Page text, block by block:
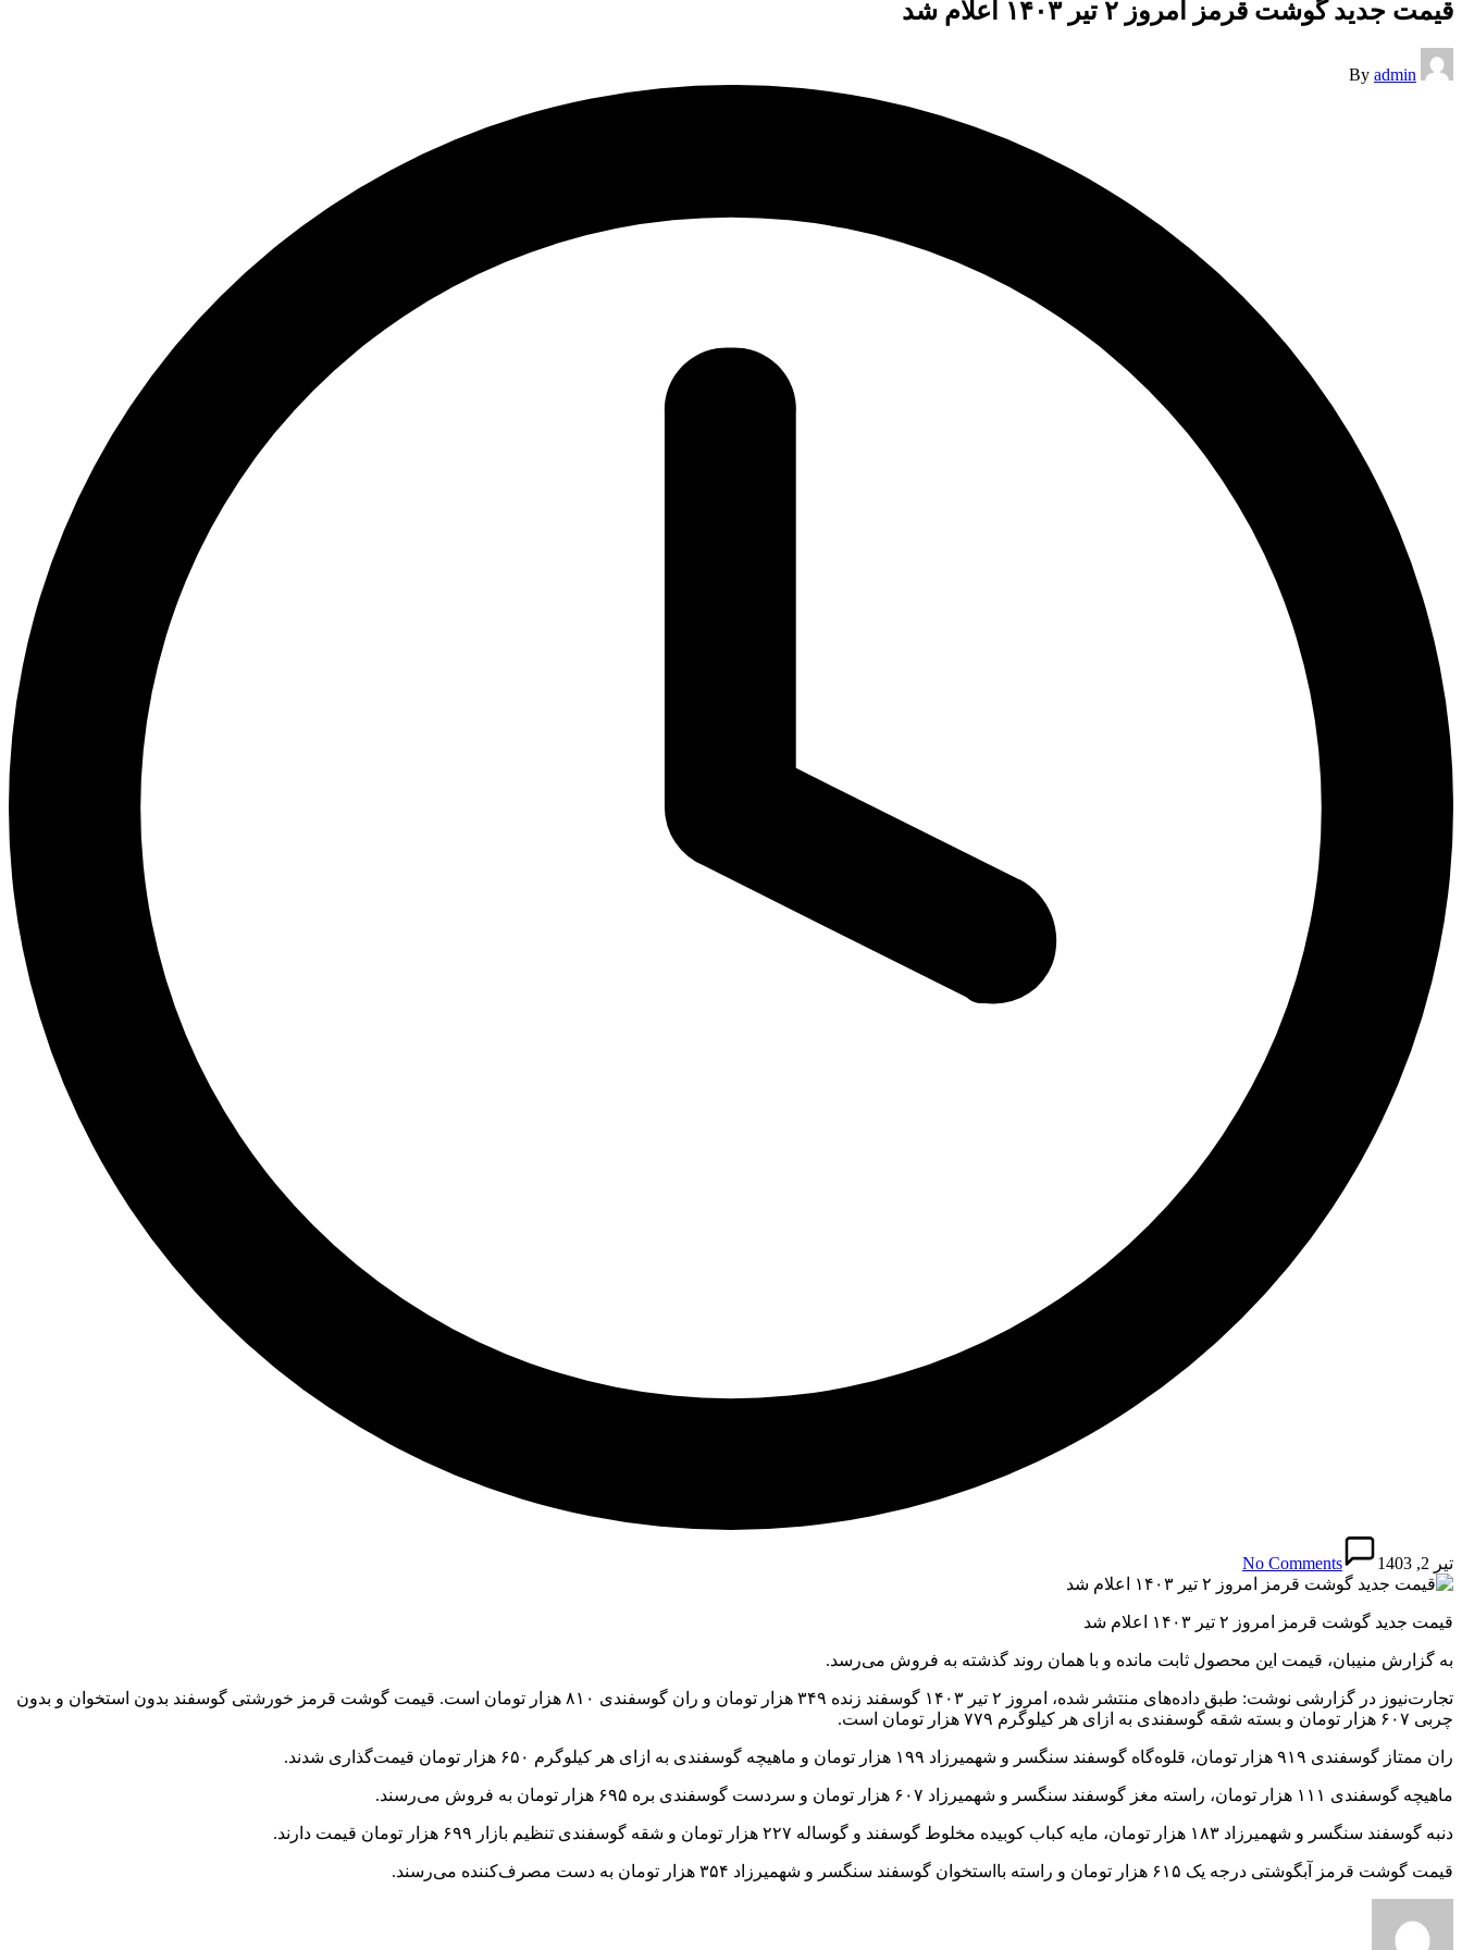
قیمت جدید گوشت قرمز امروز ۲ تیر ۱۴۰۳ اعلام شد
Posted
by
By admin
تیر 2, 1403 No Comments
قیمت جدید گوشت قرمز امروز ۲ تیر ۱۴۰۳ اعلام شد
به گزارش منیبان، قیمت این محصول ثابت مانده و با همان روند گذشته به فروش می‌رسد.
تجارت‌نیوز در گزارشی نوشت: طبق داده‌های منتشر شده، امروز ۲ تیر ۱۴۰۳ گوسفند زنده ۳۴۹ هزار تومان و ران گوسفندی ۸۱۰ هزار تومان است. قیمت گوشت قرمز خورشتی گوسفند بدون استخوان و بدون
چربی ۶۰۷ هزار تومان و بسته شقه گوسفندی به ازای هر کیلوگرم ۷۷۹ هزار تومان است.
ران ممتاز گوسفندی ۹۱۹ هزار تومان، قلوه‌گاه گوسفند سنگسر و شهمیرزاد ۱۹۹ هزار تومان و ماهیچه گوسفندی به ازای هر کیلوگرم ۶۵۰ هزار تومان قیمت‌گذاری شدند.
ماهیچه گوسفندی ۱۱۱ هزار تومان، راسته مغز گوسفند سنگسر و شهمیرزاد ۶۰۷ هزار تومان و سردست گوسفندی بره ۶۹۵ هزار تومان به فروش می‌رسند.
دنبه گوسفند سنگسر و شهمیرزاد ۱۸۳ هزار تومان، مایه کباب کوبیده مخلوط گوسفند و گوساله ۲۲۷ هزار تومان و شقه گوسفندی تنظیم بازار ۶۹۹ هزار تومان قیمت دارند.
قیمت گوشت قرمز آبگوشتی درجه یک ۶۱۵ هزار تومان و راسته بااستخوان گوسفند سنگسر و شهمیرزاد ۳۵۴ هزار تومان به دست مصرف‌کننده می‌رسند.